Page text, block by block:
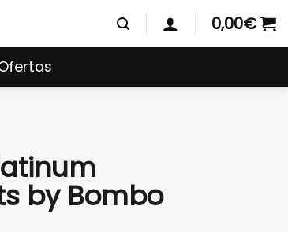
0,00€
by Bombo